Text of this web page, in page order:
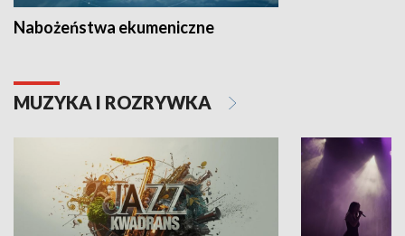
Nabożeństwa ekumeniczne
MUZYKA I ROZRYWKA